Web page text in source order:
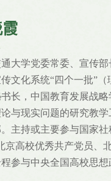
大学党委常委、宣传
文化系统“四个一批”
长，中国教育发展战
与现实问题的研究教
。主持或主要参与国家
京高校优秀共产党员、
参与中央全国高校思